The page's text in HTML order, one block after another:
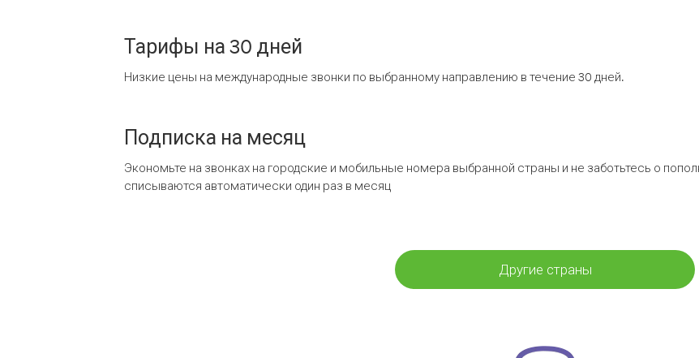
Тарифы на 30 дней
Низкие цены на международные звонки по выбранному направлению в течение 30 дней.
Подписка на месяц
Экономьте на звонках на городские и мобильные номера выбранной страны и не заботьтесь о
списываются автоматически один раз в месяц
Другие страны